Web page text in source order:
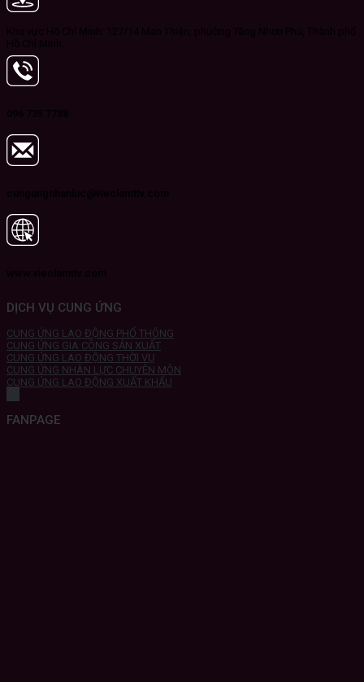
DỊCH VỤ CUNG ỨNG
CUNG ỨNG LAO ĐỘNG PHỔ THÔNG
CUNG ỨNG GIA CÔNG SẢN XUẤT
CUNG ỨNG LAO ĐỘNG THỜI VỤ
CUNG ỨNG NHÂN LỰC CHUYÊN MÔN
CUNG ỨNG LAO ĐỘNG XUẤT KHẨU
FANPAGE